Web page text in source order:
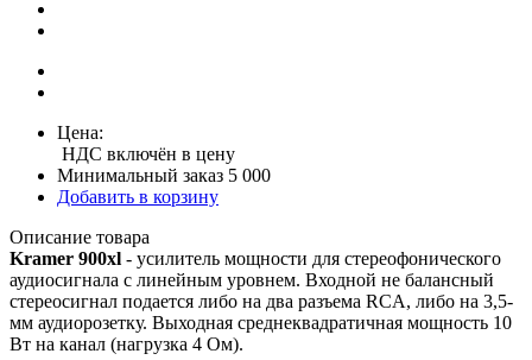
Цена:
НДС включён в цену
Минимальный заказ 5 000
Добавить в корзину
Описание товара
Kramer 900xl - усилитель мощности для стереофонического
аудиосигнала с линейным уровнем. Входной не балансный
стереосигнал подается либо на два разъема RCA, либо на 3,5-
мм аудиорозетку. Выходная среднеквадратичная мощность 10
Вт на канал (нагрузка 4 Ом).